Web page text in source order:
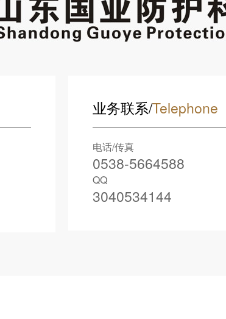
业务联系/Telephone
电话/传真
0538-5664588
QQ
3040534144